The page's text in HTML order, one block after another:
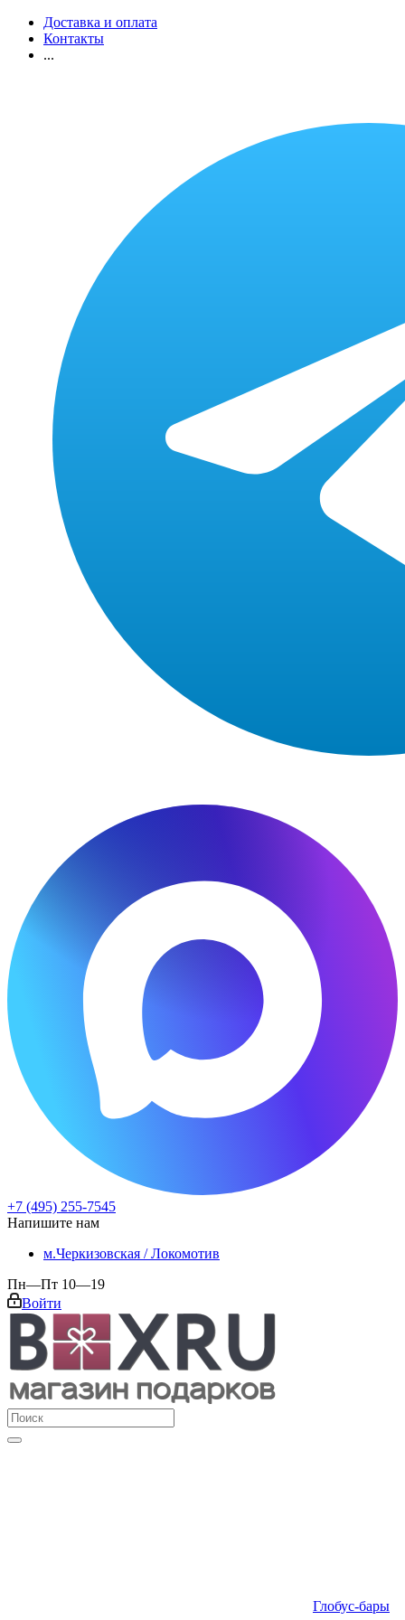
Доставка и оплата
Контакты
...
+7 (495) 255-7545
Напишите нам
м.Черкизовская / Локомотив
Пн—Пт 10—19
Войти
Глобус-бары